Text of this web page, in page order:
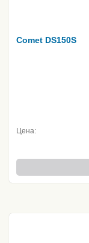
Comet DS150S
Цена: